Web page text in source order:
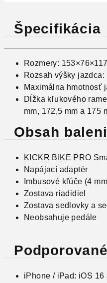
Špecifikácia
Rozmery:
Rozsah výšky
Maximálna hmotnosť
Dĺžka kľukového
mm, 172,5 mm a 175
Obsah
KICKR BIKE PRO
Napájací adaptér
Imbusové kľúče (4
Zostava riadidiel
Zostava sedlovky a
Neobsahuje pedále
iPhone / iPad: iOS 16